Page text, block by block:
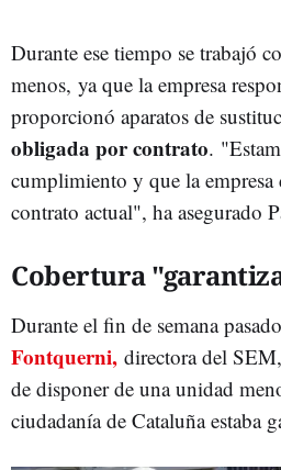
Durante ese tiempo se trabajó
menos, ya que la empresa
proporcionó aparatos de
obligada por contrato.
cumplimiento y que la
contrato actual", ha asegurado
Cobertura
Durante el fin de semana
Fontquerni, directora del
de disponer de una unidad
ciudadanía de Cataluña estaba